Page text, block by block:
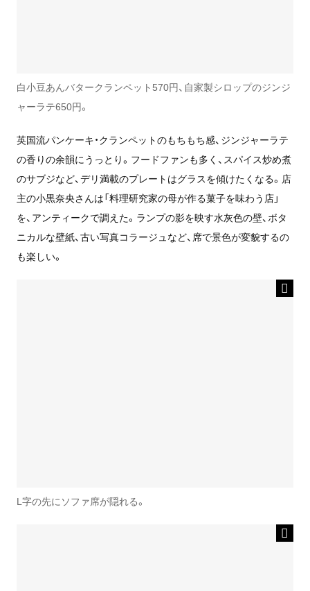
白小豆あんバタークランペット570円、自家製シロップのジンジ
ャーラテ650円。
英国流パンケーキ・クランペットのもちもち感、ジンジャーラテ
の香りの余韻にうっとり。フードファンも多く、スパイス炒め煮
のサブジなど、デリ満載のプレートはグラスを傾けたくなる。店
主の小黒奈央さんは「料理研究家の母が作る菓子を味わう店」
を、アンティークで調えた。ランプの影を映す水灰色の壁、ボタ
ニカルな壁紙、古い写真コラージュなど、席で景色が変貌するの
も楽しい。
L字の先にソファ席が隠れる。